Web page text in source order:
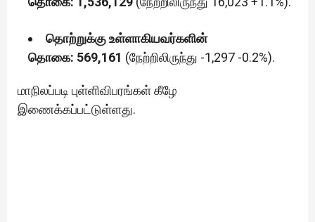
தொற்றுக்கு உள்ளாகியவர்களின்
தொகை: 569,161 (நேற்றிலிருந்து -1,297 -0.2%).
மாநிலப்படி புள்ளிவிபரங்கள் கீழே
இணைக்கப்பட்டுள்ளது.